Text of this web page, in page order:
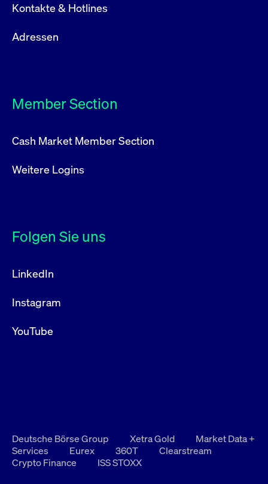
Kontakte & Hotlines
Adressen
Member Section
Cash Market Member Section
Weitere Logins
Folgen Sie uns
LinkedIn
Instagram
YouTube
Deutsche Börse Group Xetra Gold
Market Data +
Services
Eurex 360T
Clearstream
Crypto Finance
ISS STOXX